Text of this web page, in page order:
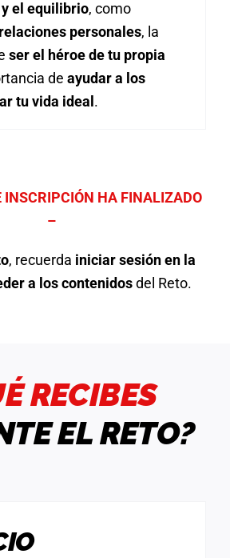
el equilibrio, como
personales, la
ser el héroe de tu propia
de ayudar a los
tu vida ideal.
INSCRIPCIÓN HA FINALIZADO
–
, recuerda iniciar sesión en la
a los contenidosdel Reto.
RECIBES
EL RETO?